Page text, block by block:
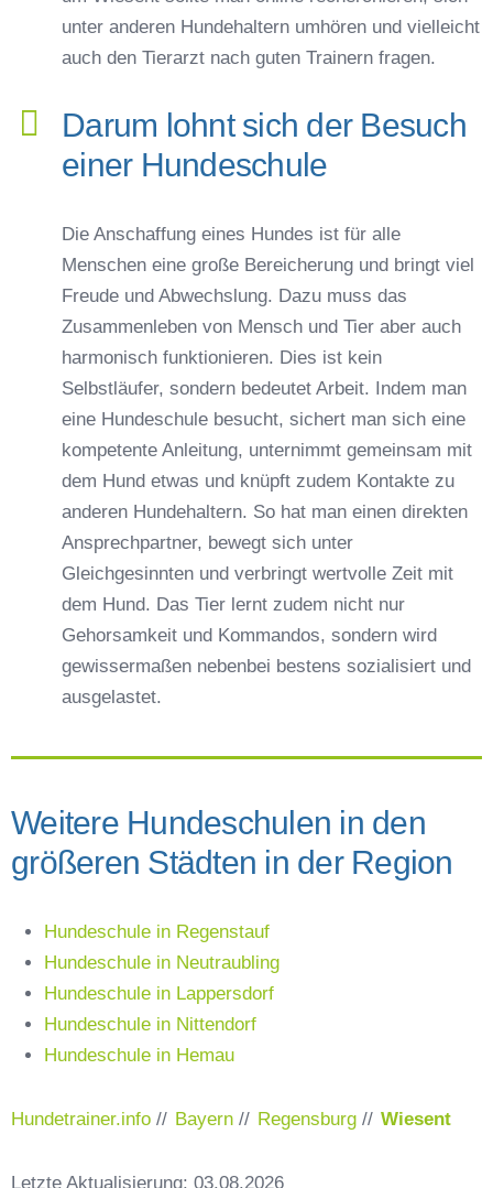
unter anderen Hundehaltern umhören und vielleicht
auch den Tierarzt nach guten Trainern fragen.
Darum lohnt sich der Besuch
einer Hundeschule
Die Anschaffung eines Hundes ist für alle
Menschen eine große Bereicherung und bringt viel
Freude und Abwechslung. Dazu muss das
Zusammenleben von Mensch und Tier aber auch
harmonisch funktionieren. Dies ist kein
Selbstläufer, sondern bedeutet Arbeit. Indem man
eine Hundeschule besucht, sichert man sich eine
kompetente Anleitung, unternimmt gemeinsam mit
dem Hund etwas und knüpft zudem Kontakte zu
anderen Hundehaltern. So hat man einen direkten
Ansprechpartner, bewegt sich unter
Gleichgesinnten und verbringt wertvolle Zeit mit
dem Hund. Das Tier lernt zudem nicht nur
Gehorsamkeit und Kommandos, sondern wird
gewissermaßen nebenbei bestens sozialisiert und
ausgelastet.
Weitere Hundeschulen in den
größeren Städten in der Region
Hundeschule in Regenstauf
Hundeschule in Neutraubling
Hundeschule in Lappersdorf
Hundeschule in Nittendorf
Hundeschule in Hemau
Hundetrainer.info // Bayern // Regensburg // Wiesent
Letzte Aktualisierung: 03.08.2026